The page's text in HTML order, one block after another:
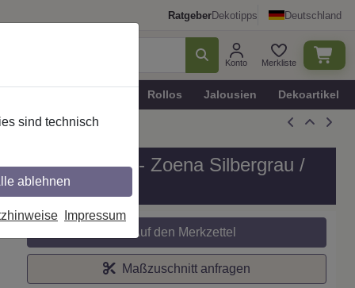
RatgeberDekotipps Deutschland
Konto Merkliste
Rollos Jalousien Dekoartikel
PLATON - Zoena Silbergrau /
Auf den Merkzettel
Maßzuschnitt anfragen
sind technisch
ablehnen
Impressum